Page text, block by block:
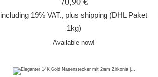
including 19% VAT., plusshipping (DHL Paket
1kg)
Available now!